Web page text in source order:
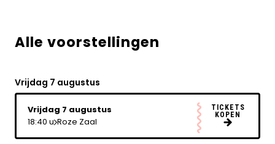
Alle voorstellingen
Vrijdag 7 augustus
Vrijdag 7 augustus
18:40 u Roze Zaal
TICKETS
KOPEN